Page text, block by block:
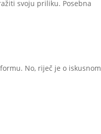
svoju priliku. Posebna
No, riječ je o iskusnom